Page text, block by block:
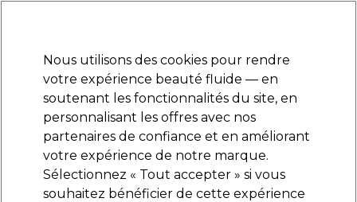
Se connecter
Marques Bons plans Coiffure Electro et Matériel
Livraison et délais
lire la suite
Eugène Perma Professionnel
Nous utilisons des cookies pour rendre
votre expérience beauté fluide — en
soutenant les fonctionnalités du site, en
personnalisant les offres avec nos
partenaires de confiance et en améliorant
votre expérience de notre marque.
Sélectionnez « Tout accepter » si vous
souhaitez bénéficier de cette expérience